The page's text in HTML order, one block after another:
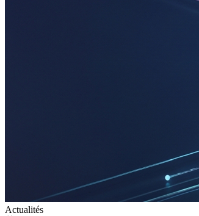
Actualités